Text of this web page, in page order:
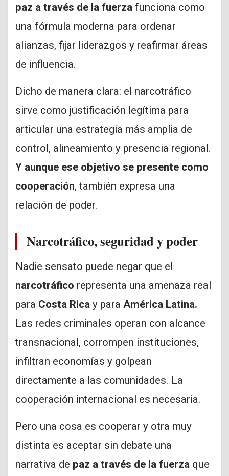
paz a través de la fuerza funciona como
una fórmula moderna para ordenar
alianzas, fijar liderazgos y reafirmar áreas
de influencia.
Dicho de manera clara: el narcotráfico
sirve como justificación legítima para
articular una estrategia más amplia de
control, alineamiento y presencia regional.
Y aunque ese objetivo se presente como
cooperación, también expresa una
relación de poder.
Narcotráfico, seguridad y poder
Nadie sensato puede negar que el
narcotráfico representa una amenaza real
para Costa Rica y para América Latina.
Las redes criminales operan con alcance
transnacional, corrompen instituciones,
infiltran economías y golpean
directamente a las comunidades. La
cooperación internacional es necesaria.
Pero una cosa es cooperar y otra muy
distinta es aceptar sin debate una
narrativa de paz a través de la fuerza que